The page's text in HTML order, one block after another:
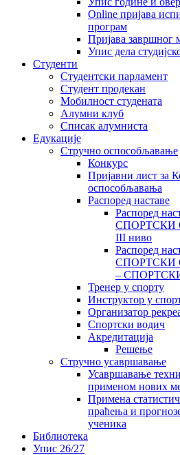
Online пријава
програм
Пријава завршног
Упис дела
Студенти
Студентски парламент
Студент продекан
Мобилност студената
Алумни клуб
Списак алумниста
Едукације
Стручно оспособљавање
Конкурс
Пријавни лист за
оспособљавања
Распоред наставе
Распоред
СПОРТСКИ
III ниво
Распоред
СПОРТСКИ
–
Тренер у спорту
Инструктор у
Организатор
Спортски водич
Акредитација
Решење
Стручно усавршавање
Усавршавање
применом нових
Примена
праћења и
ученика
Библиотека
Упис 26/27